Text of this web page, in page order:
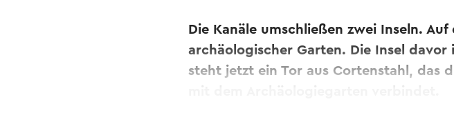
Die Kanäle umschließen zwei Inseln.
archäologischer Garten. Die Insel
steht jetzt ein Tor aus Cortenstahl, das